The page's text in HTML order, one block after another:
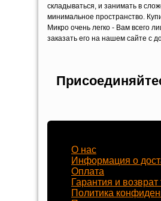
складываться, и занимать в
минимальное пространство.
Микро очень легко - Вам всего
заказать его на нашем сайте с
Наш магазин
О нас
Информация о
Оплата
Гарантия и возврат
Политика